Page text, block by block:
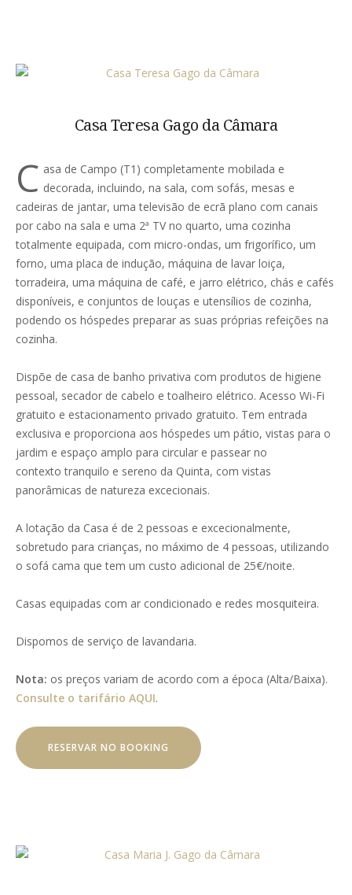
Casa Teresa Gago da Câmara
C asa de Campo (T1) completamente mobilada e
decorada, incluindo, na sala, com sofás, mesas e
cadeiras de jantar, uma televisão de ecrã plano com canais
por cabo na sala e uma 2ª TV no quarto, uma cozinha
totalmente equipada, com micro-ondas, um frigorífico, um
forno, uma placa de indução, máquina de lavar loiça,
torradeira, uma máquina de café, e jarro elétrico, chás e cafés
disponíveis, e conjuntos de louças e utensílios de cozinha,
podendo os hóspedes preparar as suas próprias refeições na
cozinha.
Dispõe de casa de banho privativa com produtos de higiene
pessoal, secador de cabelo e toalheiro elétrico. Acesso Wi-Fi
gratuito e estacionamento privado gratuito. Tem entrada
exclusiva e proporciona aos hóspedes um pátio, vistas para o
jardim e espaço amplo para circular e passear no
contexto tranquilo e sereno da Quinta, com vistas
panorâmicas de natureza excecionais.
A lotação da Casa é de 2 pessoas e excecionalmente,
sobretudo para crianças, no máximo de 4 pessoas, utilizando
o sofá cama que tem um custo adicional de 25€/noite.
Casas equipadas com ar condicionado e redes mosquiteira.
Dispomos de serviço de lavandaria.
Nota: os preços variam de acordo com a época (Alta/Baixa).
Consulte o tarifário AQUI.
RESERVAR NO BOOKING